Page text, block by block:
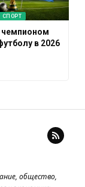
СПОРТ
чемпионом
в 2026
общество,